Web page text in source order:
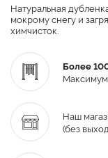
Натуральная
мокрому снегу и
химчисток.
Более
Максимум
Наш
(без